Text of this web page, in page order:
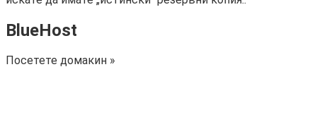
BlueHost
Посетете домакин »